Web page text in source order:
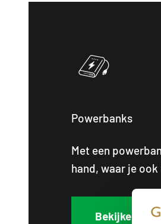
Powerbanks
Met een
hand, waar je ook
Bekijken →